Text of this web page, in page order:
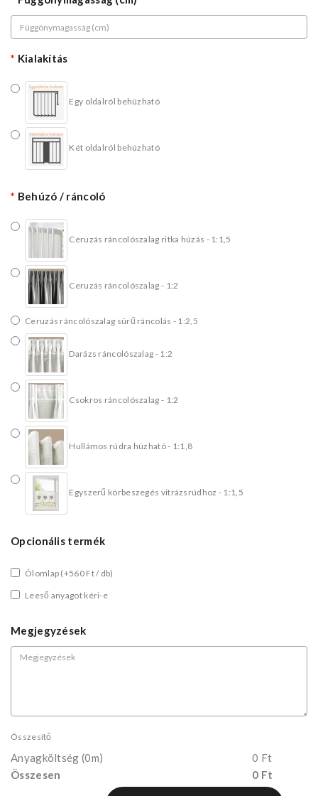
Kialakítás
Egy oldalról behúzható
Két oldalról behúzható
Behúzó / ráncoló
Ceruzás ráncolószalag ritka húzás - 1:1,5
Ceruzás ráncolószalag - 1:2
Ceruzás ráncolószalag sürű ráncolás - 1:2,5
Darázs ráncolószalag - 1:2
Csokros ráncolószalag - 1:2
Hullámos rúdra húzható - 1:1,8
Egyszerű körbeszegés vitrázsrúdhoz - 1:1,5
Opcionális termék
Ólomlap (+560 Ft / db)
Leeső anyagot kéri-e
Megjegyzések
Összesítő
Anyagköltség (0m)
0 Ft
Összesen
0 Ft